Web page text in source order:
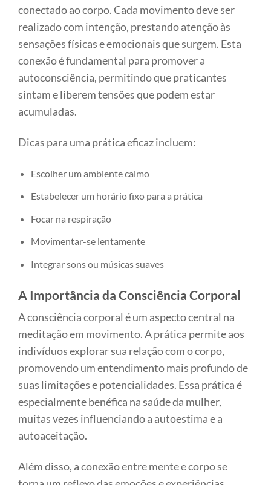
conectado ao corpo. Cada movimento deve ser
realizado com intenção, prestando atenção às
sensações físicas e emocionais que surgem. Esta
conexão é fundamental para promover a
autoconsciência, permitindo que praticantes
sintam e liberem tensões que podem estar
acumuladas.
Dicas para uma prática eficaz incluem:
Escolher um ambiente calmo
Estabelecer um horário fixo para a prática
Focar na respiração
Movimentar-se lentamente
Integrar sons ou músicas suaves
A Importância da Consciência Corporal
A consciência corporal é um aspecto central na
meditação em movimento. A prática permite aos
indivíduos explorar sua relação com o corpo,
promovendo um entendimento mais profundo de
suas limitações e potencialidades. Essa prática é
especialmente benéfica na saúde da mulher,
muitas vezes influenciando a autoestima e a
autoaceitação.
Além disso, a conexão entre mente e corpo se